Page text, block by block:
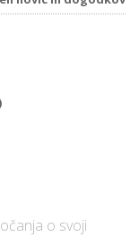
o svoji